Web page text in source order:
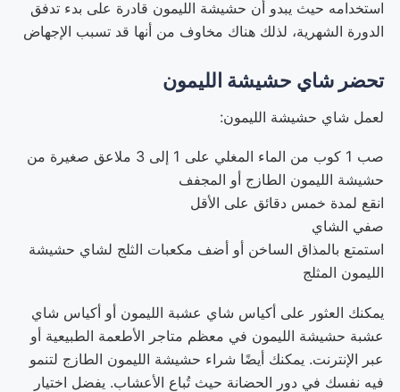
استخدامه حيث يبدو أن حشيشة الليمون قادرة على بدء تدفق
الدورة الشهرية، لذلك هناك مخاوف من أنها قد تسبب الإجهاض
تحضر شاي حشيشة الليمون
لعمل شاي حشيشة الليمون:
صب 1 كوب من الماء المغلي على 1 إلى 3 ملاعق صغيرة من
حشيشة الليمون الطازج أو المجفف
انقع لمدة خمس دقائق على الأقل
صفي الشاي
استمتع بالمذاق الساخن أو أضف مكعبات الثلج لشاي حشيشة
الليمون المثلج
يمكنك العثور على أكياس شاي عشبة الليمون أو أكياس شاي
عشبة حشيشة الليمون في معظم متاجر الأطعمة الطبيعية أو
عبر الإنترنت. يمكنك أيضًا شراء حشيشة الليمون الطازج لتنمو
فيه نفسك في دور الحضانة حيث تُباع الأعشاب. يفضل اختيار